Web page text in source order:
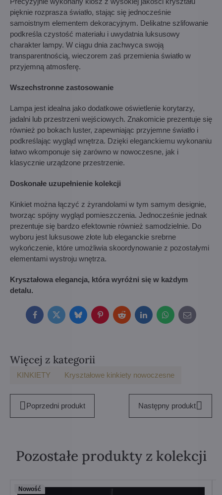
pięknie rozprasza światło, stając się jednocześnie
samoistnym elementem dekoracyjnym. Delikatne szlifowanie
podkreśla czystość materiału i uwydatnia luksusowy
charakter lampy. W ciągu dnia zachwyca swoją
transparentnością, wieczorem zaś przemienia światło w
przyjemną atmosferę.
Wszechstronne zastosowanie
Lampa jest idealna jako dodatkowe oświetlenie korytarzy,
jadalni lub przestrzeni wejściowych. Znakomicie prezentuje się
również po bokach luster, zapewniając przyjemne światło i
podkreślając wygląd wnętrza. Dzięki eleganckiemu wykonaniu
łatwo wkomponuje się zarówno w nowoczesne, jak i
klasycznie urządzone przestrzenie.
Doskonałe uzupełnienie kolekcji
Kinkiet można łączyć z żyrandolami w tym samym designie,
tworząc spójny wygląd pomieszczenia. Jednocześnie jednak
prezentuje się bardzo efektownie również samodzielnie. Do
wyboru jest luksusowe złote lub eleganckie srebrne
wykończenie, które umożliwia skoordynowanie z pozostałymi
elementami wystroju wnętrza.
Kryształowa elegancja, która wyróżni się w każdym
detalu.
FacebookTwitterBlueskyPinterestRedditLinkedInWhatsApp
E-
mail
Więcej z kategorii
KINKIETY Kryształowe kinkiety nowoczesne
Poprzedni produkt Następny produkt
Pozostałe produkty z kolekcji
Nowość